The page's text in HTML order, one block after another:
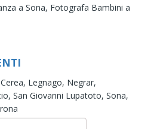
a Sona, Fotografa Bambini a
Cerea, Legnago, Negrar,
San Giovanni Lupatoto, Sona,